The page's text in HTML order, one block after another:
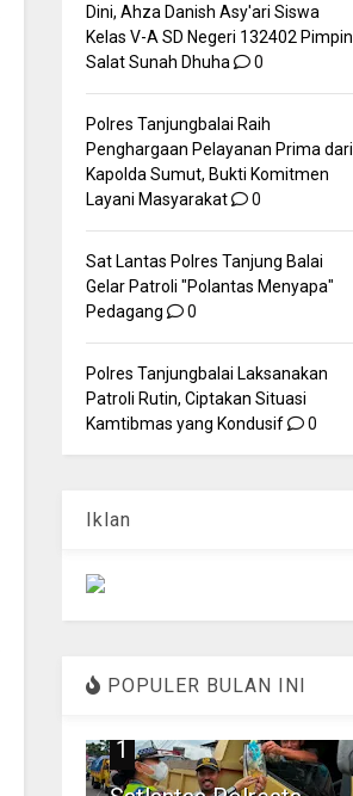
Dini, Ahza Danish Asy'ari Siswa
Kelas V-A SD Negeri 132402 Pimpin
Salat Sunah Dhuha
0
Polres Tanjungbalai Raih
Penghargaan Pelayanan Prima dari
Kapolda Sumut, Bukti Komitmen
Layani Masyarakat
0
Sat Lantas Polres Tanjung Balai
Gelar Patroli "Polantas Menyapa"
Pedagang
0
Polres Tanjungbalai Laksanakan
Patroli Rutin, Ciptakan Situasi
Kamtibmas yang Kondusif
0
Iklan
POPULER BULAN INI
1